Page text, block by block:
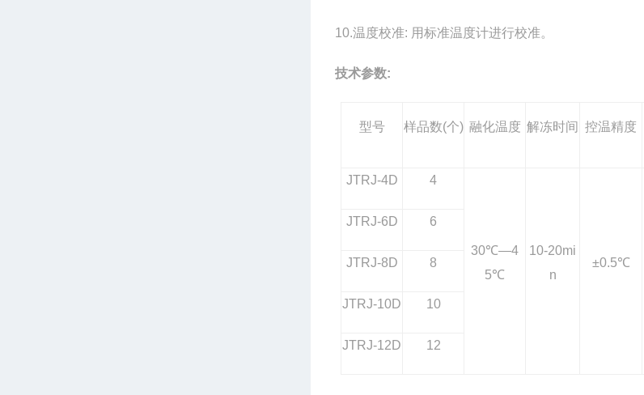
10.温度校准: 用标准温度计进行校准。
技术参数:
型号 样品数(个) 融化温度 解冻时间 控温精度
JTRJ-4D 4
30℃—4
5℃
10-20mi
n
±0.5℃
JTRJ-6D 6
JTRJ-8D 8
JTRJ-10D 10
JTRJ-12D 12